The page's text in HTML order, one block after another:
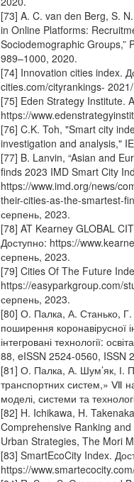
[73] A. C. van den Berg, S.
in Online Platforms:
Sociodemographic Groups,”
989–1000, 2020.
[74] Innovation cities index.
cities.com/cityrankings-
[75] Eden Strategy Institute.
https://
[76] C.K. Toh, "Smart city
investigation and analysis,"
[77] B. Lanvin, “Asian and
finds 2023 IMD Smart City
https://www.imd.org/news/
their-cities-as-the-smartest-
серпень, 2023.
[78] AT Kearney GLOBAL
Доступно: https://
серпень, 2023.
[79] Cities Of The Future
https://easyparkgroup.com/
серпень, 2023.
[80] О. Палка, А. Станько,
поширення коронавірусної
інтегровані технології:
88, eISSN 2524-0560, ISSN
[81] О. Палка, А. Шум’як, І.
транспортних систем,» Ⅶ
моделі, системи та
[82] H. Ichikawa, H.
Comprehensive Ranking
Urban Strategies, The Mori
[83] SmartEcoCity Index.
https://